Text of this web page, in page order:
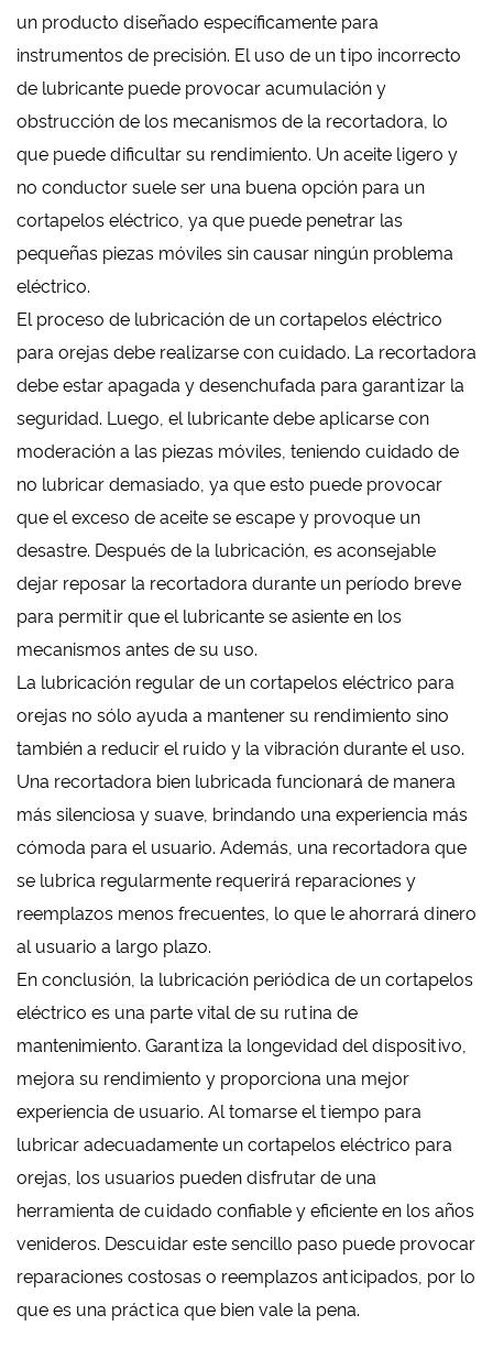
un producto diseñado específicamente para
instrumentos de precisión. El uso de un tipo incorrecto
de lubricante puede provocar acumulación y
obstrucción de los mecanismos de la recortadora, lo
que puede dificultar su rendimiento. Un aceite ligero y
no conductor suele ser una buena opción para un
cortapelos eléctrico, ya que puede penetrar las
pequeñas piezas móviles sin causar ningún problema
eléctrico.
El proceso de lubricación de un cortapelos eléctrico
para orejas debe realizarse con cuidado. La recortadora
debe estar apagada y desenchufada para garantizar la
seguridad. Luego, el lubricante debe aplicarse con
moderación a las piezas móviles, teniendo cuidado de
no lubricar demasiado, ya que esto puede provocar
que el exceso de aceite se escape y provoque un
desastre. Después de la lubricación, es aconsejable
dejar reposar la recortadora durante un período breve
para permitir que el lubricante se asiente en los
mecanismos antes de su uso.
La lubricación regular de un cortapelos eléctrico para
orejas no sólo ayuda a mantener su rendimiento sino
también a reducir el ruido y la vibración durante el uso.
Una recortadora bien lubricada funcionará de manera
más silenciosa y suave, brindando una experiencia más
cómoda para el usuario. Además, una recortadora que
se lubrica regularmente requerirá reparaciones y
reemplazos menos frecuentes, lo que le ahorrará dinero
al usuario a largo plazo.
En conclusión, la lubricación periódica de un cortapelos
eléctrico es una parte vital de su rutina de
mantenimiento. Garantiza la longevidad del dispositivo,
mejora su rendimiento y proporciona una mejor
experiencia de usuario. Al tomarse el tiempo para
lubricar adecuadamente un cortapelos eléctrico para
orejas, los usuarios pueden disfrutar de una
herramienta de cuidado confiable y eficiente en los años
venideros. Descuidar este sencillo paso puede provocar
reparaciones costosas o reemplazos anticipados, por lo
que es una práctica que bien vale la pena.